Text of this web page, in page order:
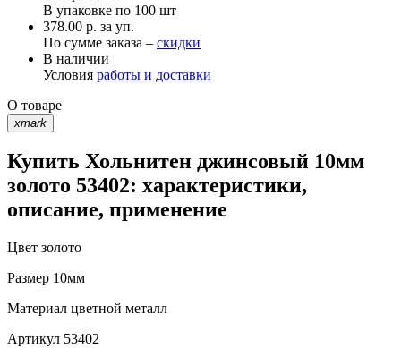
В упаковке по 100 шт
378.00 р. за уп.
По сумме заказа – скидки
В наличии
Условия работы и доставки
О товаре
xmark
Купить Хольнитен джинсовый 10мм
золото 53402: характеристики,
описание, применение
Цвет золото
Размер 10мм
Материал цветной металл
Артикул 53402